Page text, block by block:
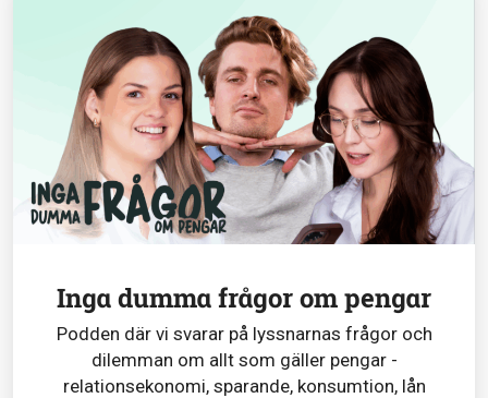
Inga dumma frågor om pengar
Podden där vi svarar på lyssnarnas frågor och
dilemman om allt som gäller pengar -
relationsekonomi, sparande, konsumtion, lån